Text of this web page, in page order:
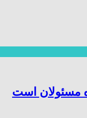
مسئولان است